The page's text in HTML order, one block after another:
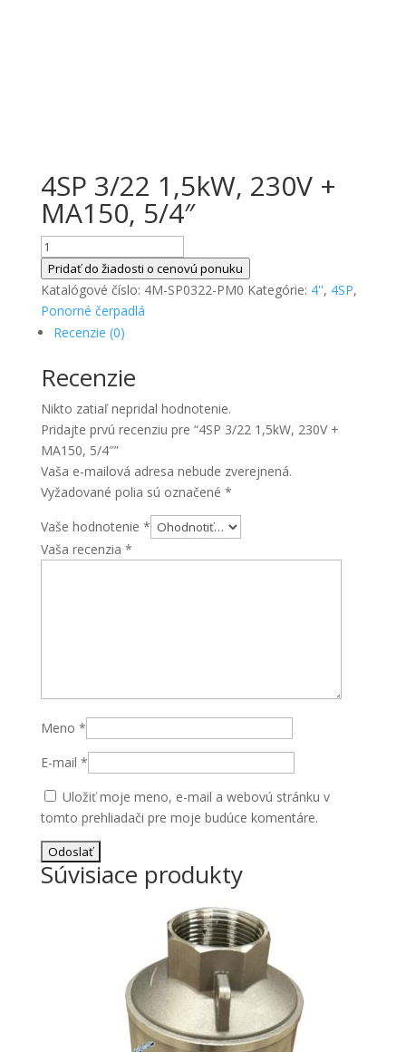
4SP 3/22 1,5kW, 230V +
MA150, 5/4″
množstvo
4SP
3/22
1,5kW,
230V
MA150,
5/4"
Pridať do žiadosti o cenovú ponuku
Katalógové číslo: 4M-SP0322-PM0 Kategórie: 4'', 4SP,
Ponorné čerpadlá
Recenzie (0)
Recenzie
Nikto zatiaľ nepridal hodnotenie.
Pridajte prvú recenziu pre “4SP 3/22 1,5kW, 230V +
MA150, 5/4″”
Vaša e-mailová adresa nebude zverejnená.
Vyžadované polia sú označené *
Vaše hodnotenie *
Vaša recenzia *
Meno *
E-mail *
Uložiť moje meno, e-mail a webovú stránku v
tomto prehliadači pre moje budúce komentáre.
Súvisiace produkty